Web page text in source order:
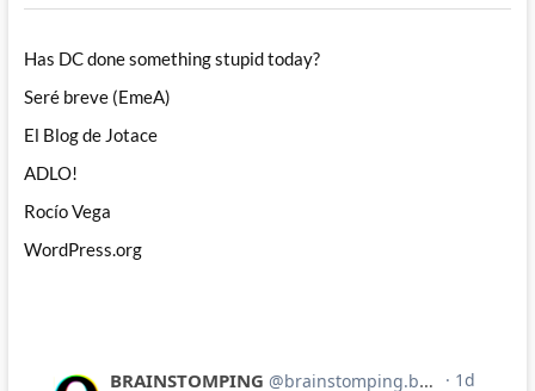
Has DC done something stupid today?
Seré breve (EmeA)
El Blog de Jotace
ADLO!
Rocío Vega
WordPress.org